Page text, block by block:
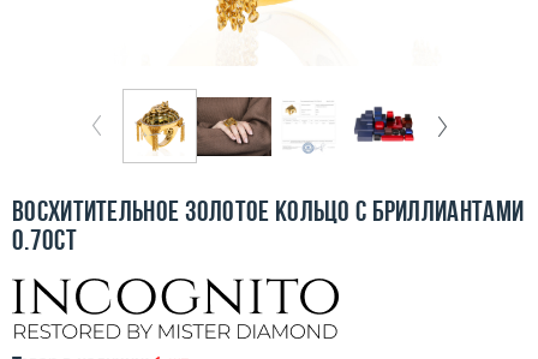
О компании
Контакты
3D-тур по шоуруму
Восхитительное золотое кольцо с бриллиантами
0.70ct